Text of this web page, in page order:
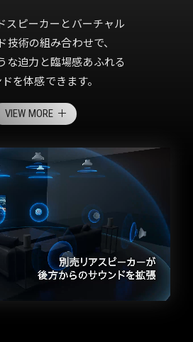
スピーカーとバーチャル
技術の組み合わせで、
な迫力と臨場感あふれる
を体感できます。
VIEW MORE